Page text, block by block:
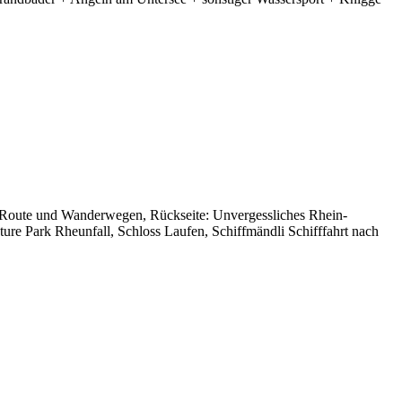
und Wanderwegen, Rückseite: Unvergessliches Rhein-
Park Rheunfall, Schloss Laufen, Schiffmändli Schifffahrt nach